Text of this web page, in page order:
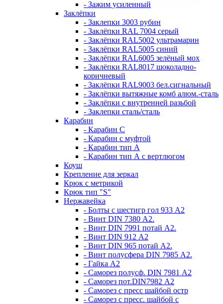
- Зажим усиленный
Заклёпки
- Заклепки 3003 рубин
- Заклёпки RAL 7004 серый
- Заклёпки RAL5002 ультрамарин
- Заклёпки RAL5005 синий
- Заклёпки RAL6005 зелёный мох
- Заклёпки RAL8017 шоколадно-
коричневый
- Заклёпки RAL9003 бел.сигнальный
- Заклёпки вытяжные комб алюм.-сталь
- Заклёпки с внутренней разьбой
- Заклепки сталь/сталь
Карабин
- Карабин С
- Карабин с муфтой
- Карабин тип А
- Карабин тип А с вертлюгом
Коуш
Крепление для зеркал
Крюк с метрикой
Крюк тип "S"
Нержавейка
- Болты с шестигр гол 933 А2
- Винт DIN 7380 А2.
- Винт DIN 7991 потай А2.
- Винт DIN 912 А2
- Винт DIN 965 потай А2.
- Винт полусфера DIN 7985 А2.
- Гайка А2
- Саморез полусф. DIN 7981 А2
- Саморез пот.DIN7982 А2
- Саморез с пресс шайбой остр
- Саморез с пресс. шайбой с